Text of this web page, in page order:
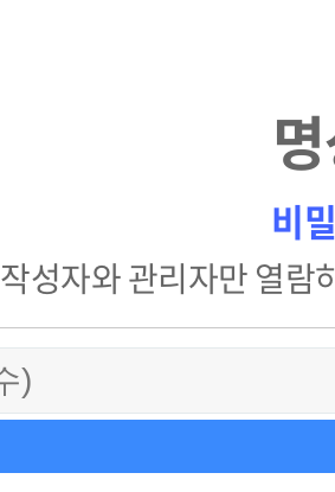
비
작성자와 관리자만 열람